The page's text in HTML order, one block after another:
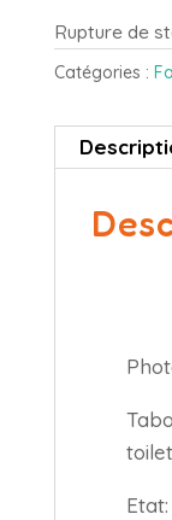
Rupture de
Catégories :